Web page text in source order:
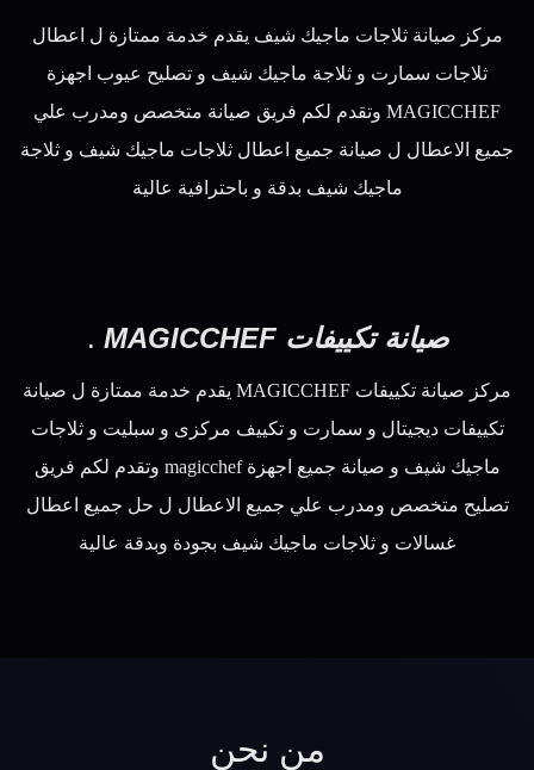
مركز صيانة ثلاجات ماجيك شيف يقدم خدمة ممتازة ل اعطال
ثلاجات سمارت و ثلاجة ماجيك شيف و تصليح عيوب اجهزة
MAGICCHEF وتقدم لكم فريق صيانة متخصص ومدرب علي
جميع الاعطال ل صيانة جميع اعطال ثلاجات ماجيك شيف و ثلاجة
ماجيك شيف بدقة و باحترافية عالية
صيانة تكييفات MAGICCHEF .
مركز صيانة تكييفات MAGICCHEF يقدم خدمة ممتازة ل صيانة
تكييفات ديجيتال و سمارت و تكييف مركزى و سبليت و ثلاجات
ماجيك شيف و صيانة جميع اجهزة magicchef وتقدم لكم فريق
تصليح متخصص ومدرب علي جميع الاعطال ل حل جميع اعطال
غسالات و ثلاجات ماجيك شيف بجودة وبدقة عالية
من نحن